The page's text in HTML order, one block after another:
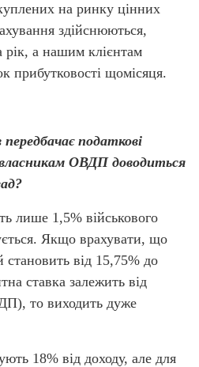
на ринку цінних
здійснюються,
рік, а нашим клієнтам
прибутковості щомісяця.
передбачає податкові
власникам ОВДП доводиться
лише 1,5% військового
Якщо врахувати, що
становить від 15,75% до
ставка залежить від
то виходить дуже
18% від доходу, але для